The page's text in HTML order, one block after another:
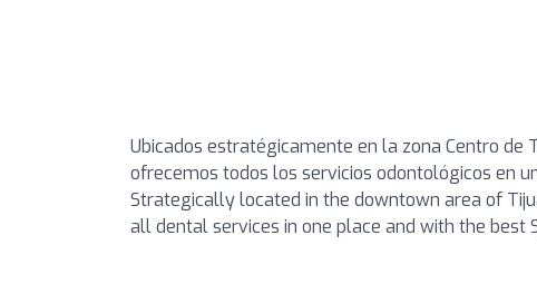
Ubicados estratégicamente en la zona Centro de
ofrecemos todos los servicios odontológicos en
Strategically located in the downtown area of
all dental services in one place and with the best